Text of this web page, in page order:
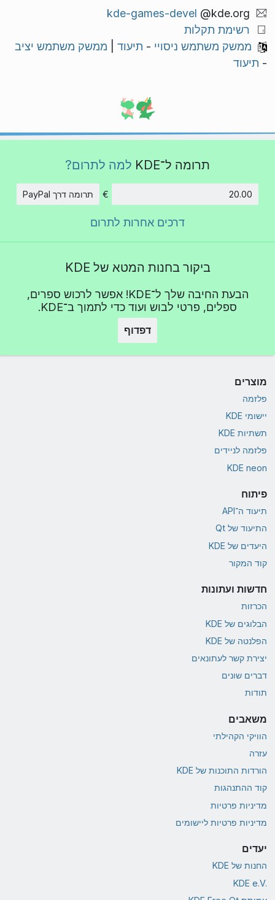
kde-games-devel @kde.org
רשימת תקלות
ממשק משתמש ניסויי - תיעוד
ממשק משתמש יציב
- תיעוד
תרומה ל־KDE למה לתרום?
€ תרומה דרך PayPal
דרכים אחרות לתרום
ביקור בחנות המטא של KDE
הבעת החיבה שלך ל־KDE! אפשר לרכוש ספרים,
ספלים, פרטי לבוש ועוד כדי לתמוך ב־KDE.
דפדוף
מוצרים
פלזמה
יישומי KDE
תשתיות KDE
פלזמה לניידים
KDE neon
פיתוח
תיעוד ה־API
התיעוד של Qt
היעדים של KDE
קוד המקור
חדשות ועתונות
הכרזות
הבלוגים של KDE
הפלנטה של KDE
יצירת קשר לעתונאים
דברים שונים
תודות
משאבים
הוויקי הקהילתי
עזרה
הורדות התוכנות של KDE
קוד ההתנהגות
מדיניות פרטיות
מדיניות פרטיות ליישומים
יעדים
החנות של KDE
KDE e.V.‎